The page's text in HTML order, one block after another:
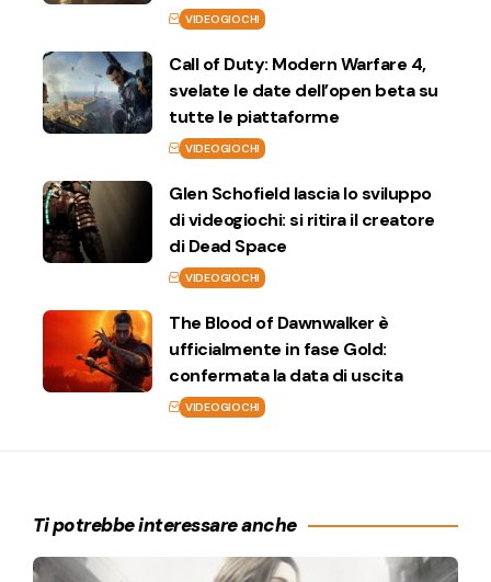
VIDEOGIOCHI
Call of Duty: Modern Warfare 4,
svelate le date dell’open beta su
tutte le piattaforme
VIDEOGIOCHI
Glen Schofield lascia lo sviluppo
di videogiochi: si ritira il creatore
di Dead Space
VIDEOGIOCHI
The Blood of Dawnwalker è
ufficialmente in fase Gold:
confermata la data di uscita
VIDEOGIOCHI
Ti potrebbe interessare anche